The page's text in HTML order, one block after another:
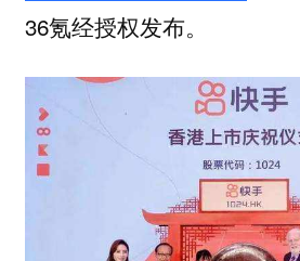
36氪经授权发布。